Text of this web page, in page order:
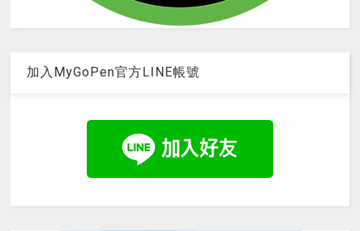
加入MyGoPen官方LINE帳號